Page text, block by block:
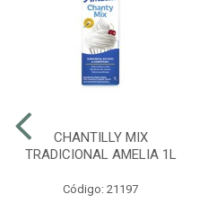
CHANTILLY MIX
TRADICIONAL AMELIA 1L
Código: 21197